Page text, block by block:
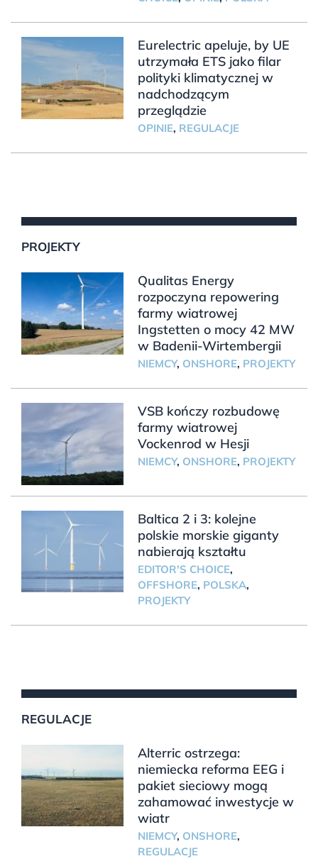
Eurelectric apeluje, by UE
utrzymała ETS jako filar
polityki klimatycznej w
nadchodzącym
przeglądzie
OPINIE, REGULACJE
PROJEKTY
Qualitas Energy
rozpoczyna repowering
farmy wiatrowej
Ingstetten o mocy 42 MW
w Badenii-Wirtembergii
NIEMCY, ONSHORE, PROJEKTY
VSB kończy rozbudowę
farmy wiatrowej
Vockenrod w Hesji
NIEMCY, ONSHORE, PROJEKTY
Baltica 2 i 3: kolejne
polskie morskie giganty
nabierają kształtu
EDITOR'S CHOICE,
OFFSHORE, POLSKA,
PROJEKTY
REGULACJE
Alterric ostrzega:
niemiecka reforma EEG i
pakiet sieciowy mogą
zahamować inwestycje w
wiatr
NIEMCY, ONSHORE,
REGULACJE